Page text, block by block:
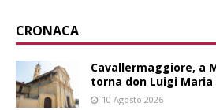
CRONACA
Cavallermaggiore, a
torna don Luigi Maria
10 Agosto 2026